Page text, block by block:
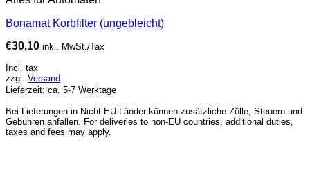
Bonamat Korbfilter (ungebleicht)
€30,10 inkl. MwSt./Tax
Incl. tax
zzgl. Versand
Lieferzeit: ca. 5-7 Werktage
Bei Lieferungen in Nicht-EU-Länder können zusätzliche Zölle, Steuern und
Gebühren anfallen. For deliveries to non-EU countries, additional duties,
taxes and fees may apply.